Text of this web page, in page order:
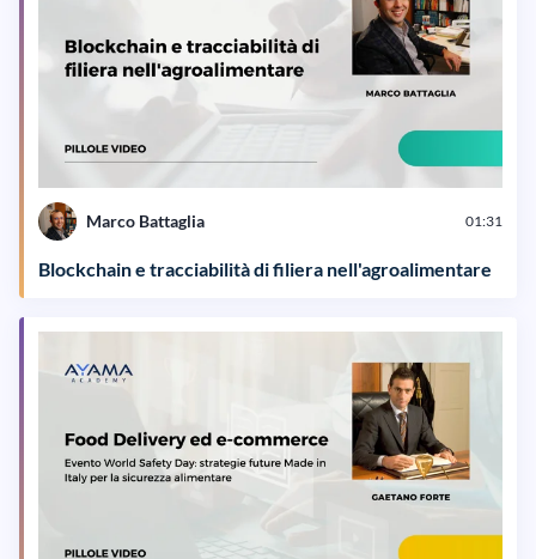
Marco Battaglia 01:31
Blockchain e tracciabilità di filiera nell'agroalimentare